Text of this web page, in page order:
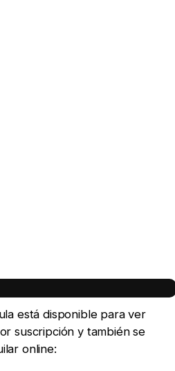
está disponible para ver
suscripción y también se
online: